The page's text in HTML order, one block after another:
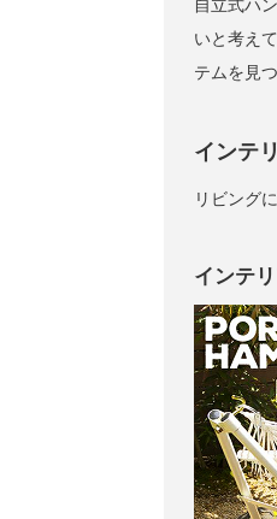
自立式ハ
いと考え
テムを見
インテ
リビング
インテ